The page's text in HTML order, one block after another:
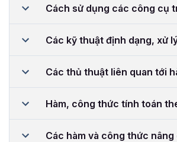
Cách sử dụng các công cụ
Các kỹ thuật định dạng, xử
Các thủ thuật liên quan tới
Hàm, công thức tính toán
Các hàm và công thức nâng